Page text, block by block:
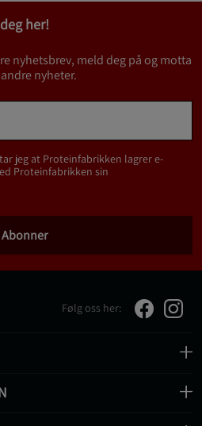
her!
nyhetsbrev, meld deg på og motta
nyheter.
jeg at Proteinfabrikken lagrer e-
Proteinfabrikken sin
Abonner
Følg oss her: